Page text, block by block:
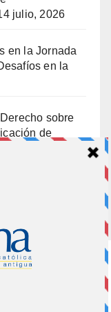
julio, 2026
en la Jornada
en la
sobre
de